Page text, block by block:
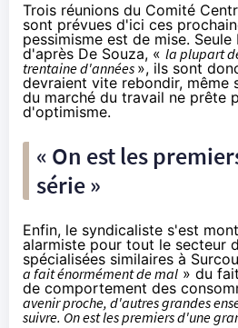
Trois réunions du Comité
sont prévues d'ici ces
pessimisme est de mise.
d'après De Souza, « la plupart
trentaine d'années », ils sont
devraient vite rebondir, même
du marché du travail ne prête
d'optimisme.
« On est les
série »
Enfin, le syndicaliste s'est
alarmiste pour tout le secteur
spécialisées similaires à
a fait énormément de mal » du
de comportement des
avenir proche, d'autres grandes
suivre. On est les premiers d'une